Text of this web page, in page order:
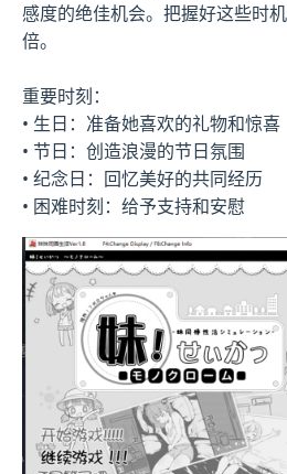
感度的绝佳机会。把握好这些时
倍。
重要时刻：
• 生日：准备她喜欢的礼物和惊喜
• 节日：创造浪漫的节日氛围
• 纪念日：回忆美好的共同经历
• 困难时刻：给予支持和安慰